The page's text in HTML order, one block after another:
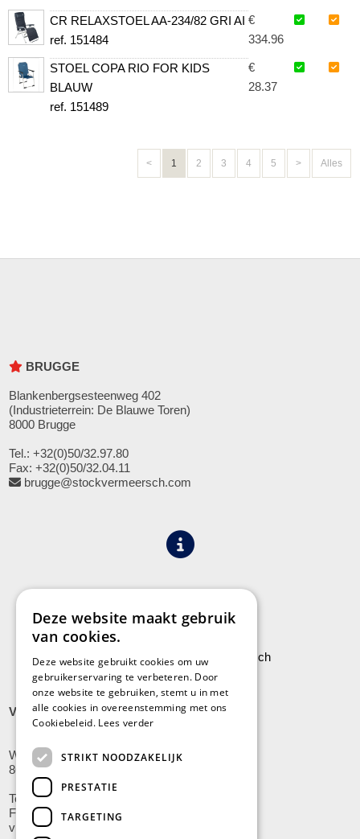
CR RELAXSTOEL AA-234/82 GRI AI
ref. 151484
€
334.96
STOEL COPA RIO FOR KIDS
BLAUW
ref. 151489
€
28.37
< 1 2 3 4 5 > Alles
BRUGGE
Blankenbergsesteenweg 402
(Industrieterrein: De Blauwe Toren)
8000 Brugge
Tel.: +32(0)50/32.97.80
Fax: +32(0)50/32.04.11
brugge@stockvermeersch.com
Leveringen aan Stock Vermeersch
VLADSLO
Wijnendalestraat 200
8600 Vladslo - Diksmuide
Tel: +32(0)51/59.10.00
Fax: +32(0)51/58.21.99
vladslo@stockvermeersch.com
Deze website maakt gebruik
van cookies.
Deze website gebruikt cookies om uw
gebruikerservaring te verbeteren. Door
onze website te gebruiken, stemt u in met
alle cookies in overeenstemming met ons
Cookiebeleid. Lees verder
STRIKT NOODZAKELIJK
PRESTATIE
TARGETING